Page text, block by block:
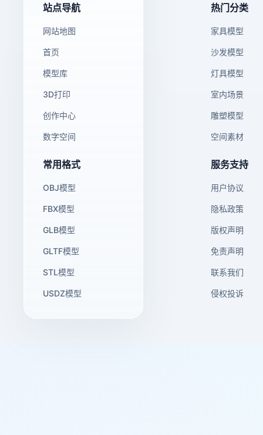
站点导航
网站地图
首页
模型库
3D打印
创作中心
数字空间
热门分类
家具模型
沙发模型
灯具模型
室内场景
雕塑模型
空间素材
常用格式
OBJ模型
FBX模型
GLB模型
GLTF模型
STL模型
USDZ模型
服务支持
用户协议
隐私政策
版权声明
免责声明
联系我们
侵权投诉